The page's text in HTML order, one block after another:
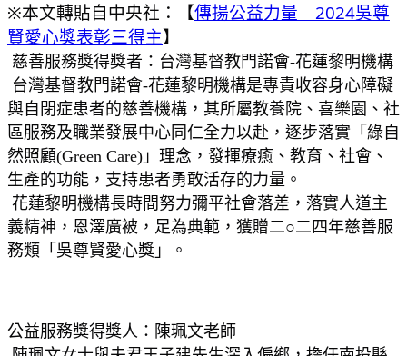
※本文轉貼自中央社：【傳揚公益力量　2024吳尊
賢愛心獎表彰三得主】
慈善服務獎得獎者：台灣基督教門諾會-花蓮黎明機構
與自閉症患者的慈善機構，其所屬教養院、喜樂園、社
區服務及職業發展中心同仁全力以赴，逐步落實「綠自
然照顧(Green Care)」理念，發揮療癒、教育、社會、
生產的功能，支持患者勇敢活存的力量。
義精神，恩澤廣被，足為典範，獲贈二○二四年慈善服
務類「吳尊賢愛心獎」。
公益服務獎得獎人：陳珮文老師